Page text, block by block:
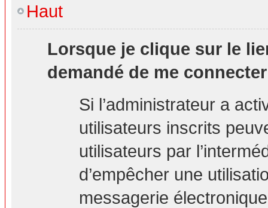
Haut
Lorsque je clique sur le
demandé de me
Si l’administrateur a
utilisateurs inscrits
utilisateurs par
d’empêcher une
messagerie